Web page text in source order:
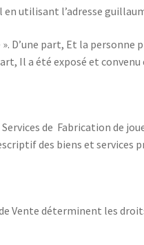
utilisant l’adresse
». D’une part, Et la
Il a été exposé et convenu
de Fabrication de
des biens et services
Vente déterminent les